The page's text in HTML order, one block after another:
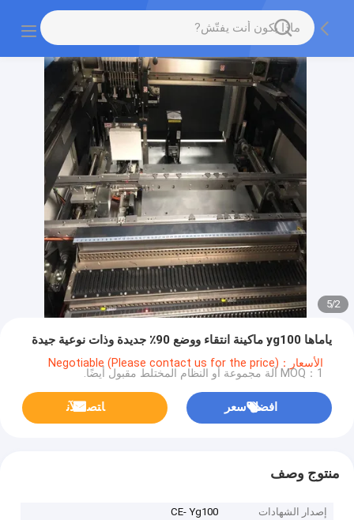
2
/
5
ياماها yg100 ماكينة انتقاء ووضع 90٪ جديدة وذات نوعية جيدة
الأسعار：Negotiable (Please contact us for the price)
MOQ：1 آلة مجموعة أو النظام المختلط مقبول أيضًا.
افضل سعر ﺎﺘﺼﻟ ﺍﻶﻧ
منتوج وصف
إصدار الشهادات
CE- Yg100